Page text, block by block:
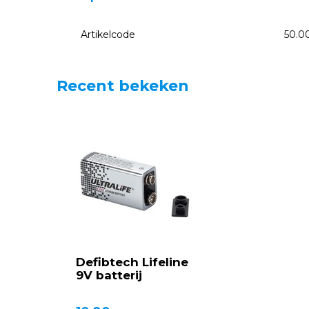
Artikelcode
Recent bekeken
Defibtech Lifeline
9V batterij